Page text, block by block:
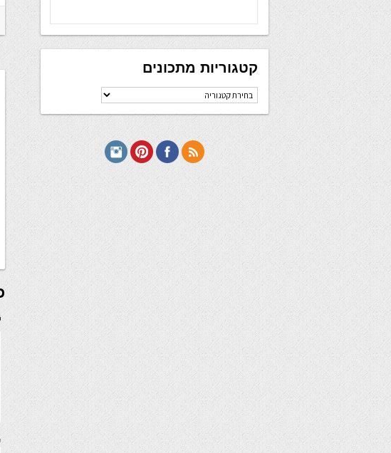
קטגוריות מתכונים
קטגוריות
מתכונים